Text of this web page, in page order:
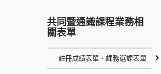
共同暨通識課程業務相
關表單
註冊成績表單、課務選課表單